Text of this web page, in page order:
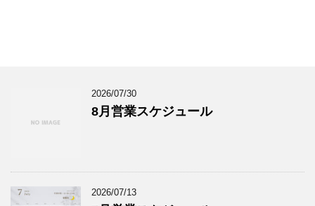
2026/07/30
8月営業スケジュール
2026/07/13